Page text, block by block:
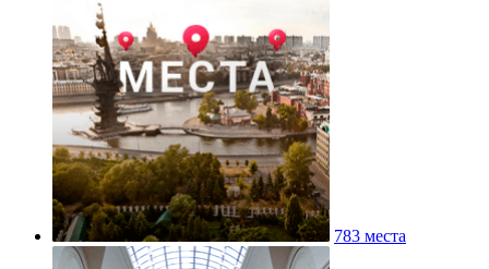
783 места